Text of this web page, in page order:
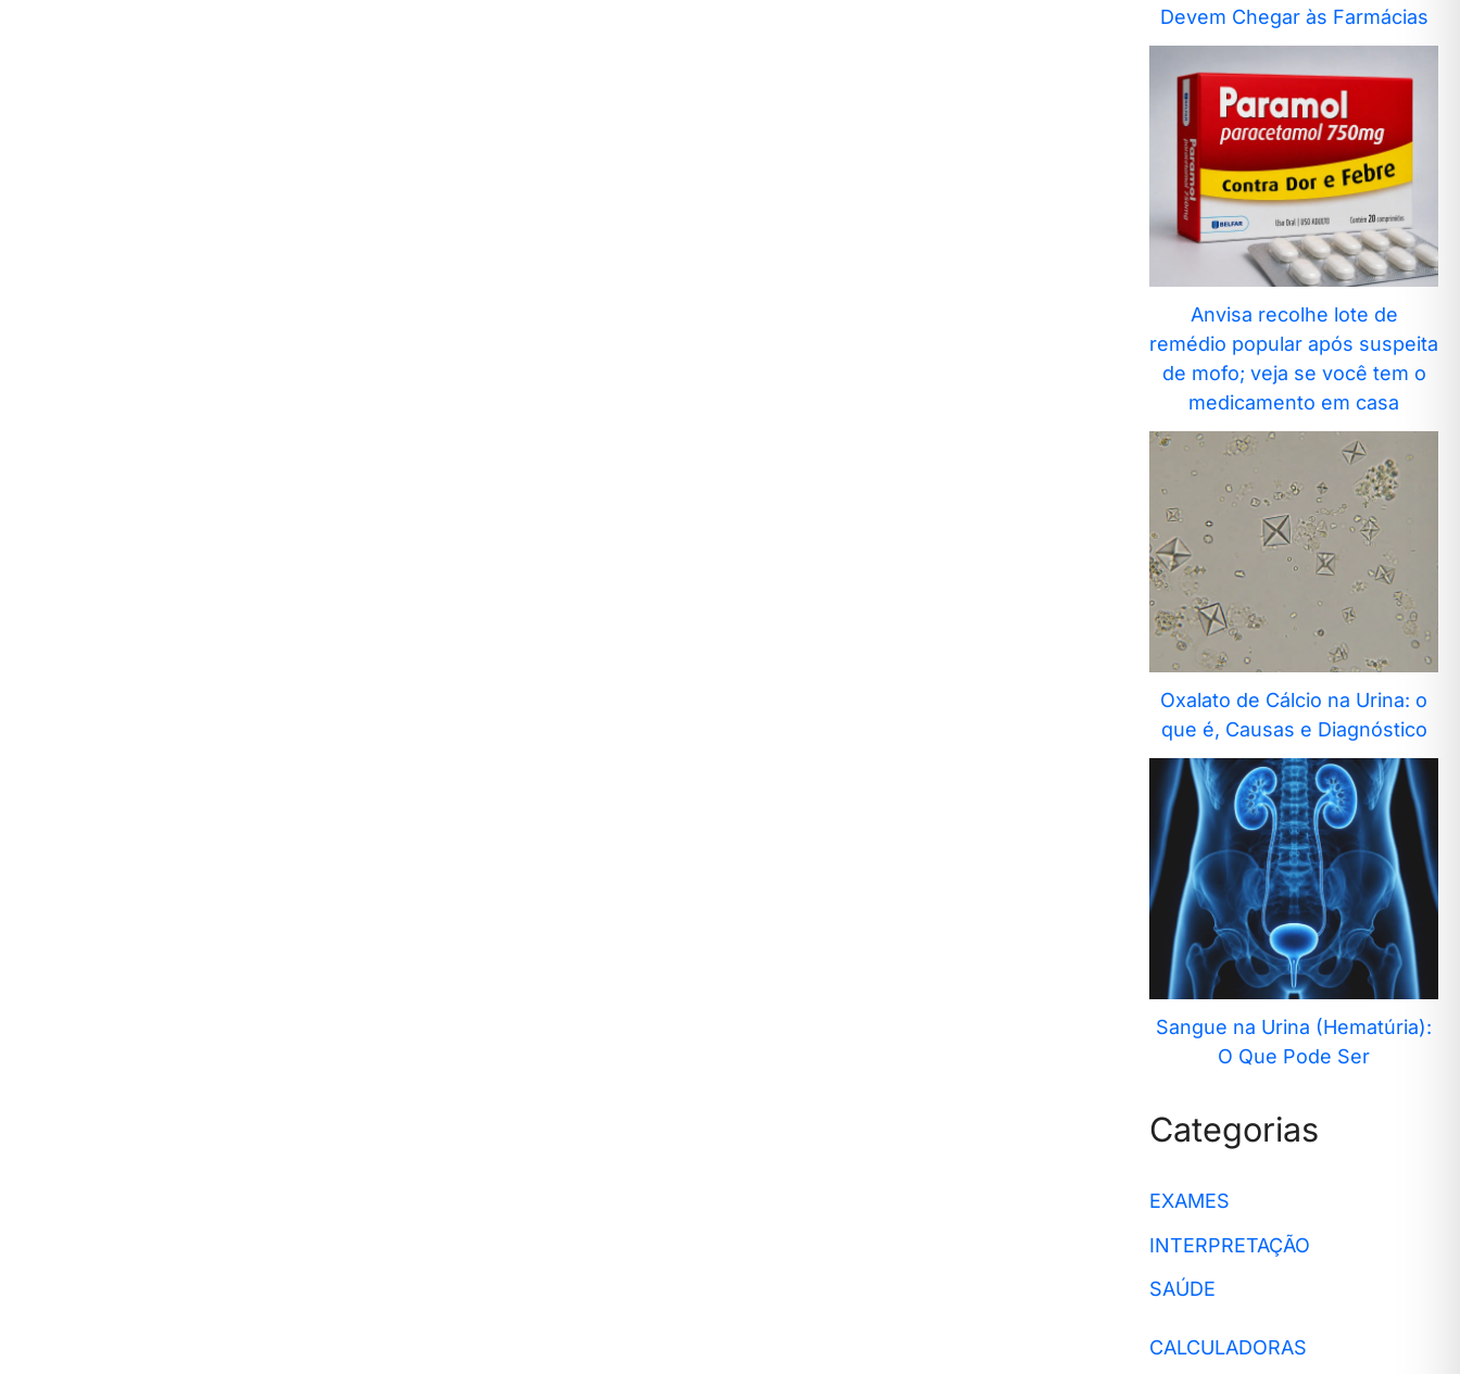
Devem Chegar às Farmácias
Anvisa recolhe lote de
remédio popular após suspeita
de mofo; veja se você tem o
medicamento em casa
Oxalato de Cálcio na Urina: o
que é, Causas e Diagnóstico
Sangue na Urina (Hematúria):
O Que Pode Ser
Categorias
EXAMES
INTERPRETAÇÃO
SAÚDE
CALCULADORAS